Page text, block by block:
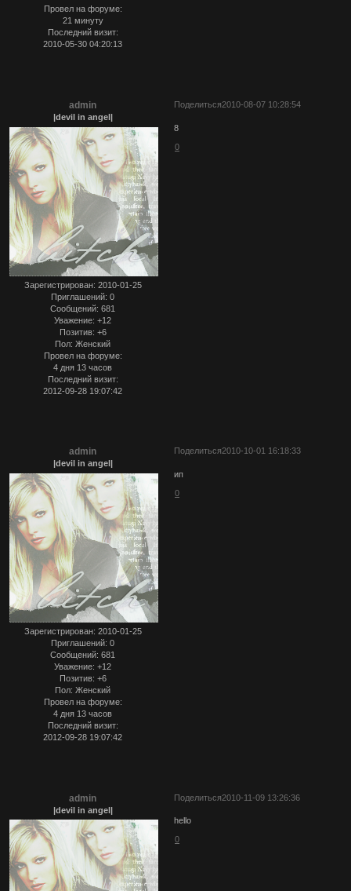
Провел на форуме:
21 минуту
Последний визит:
2010-05-30 04:20:13
Поделиться2010-08-07 10:28:54
admin
|devil in angel|
Зарегистрирован: 2010-01-25
Приглашений: 0
Сообщений: 681
Уважение: +12
Позитив: +6
Пол: Женский
Провел на форуме:
4 дня 13 часов
Последний визит:
2012-09-28 19:07:42
8
0
Поделиться2010-10-01 16:18:33
admin
|devil in angel|
Зарегистрирован: 2010-01-25
Приглашений: 0
Сообщений: 681
Уважение: +12
Позитив: +6
Пол: Женский
Провел на форуме:
4 дня 13 часов
Последний визит:
2012-09-28 19:07:42
ип
0
Поделиться2010-11-09 13:26:36
admin
|devil in angel|
hello
0